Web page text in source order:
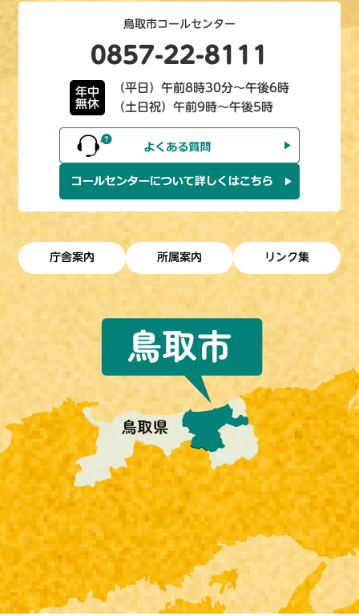
鳥取市コールセンター
0857-22-8111
年中
無休
（平日）午前8時30分～午後6時
（土日祝）午前9時～午後5時
庁舎案内 所属案内 リンク集